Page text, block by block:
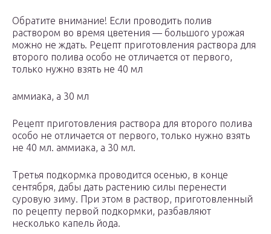
Обратите внимание! Если проводить полив
раствором во время цветения — большого урожая
можно не ждать. Рецепт приготовления раствора для
второго полива особо не отличается от первого,
только нужно взять не 40 мл
аммиака, а 30 мл
Рецепт приготовления раствора для второго полива
особо не отличается от первого, только нужно взять
не 40 мл. аммиака, а 30 мл.
Третья подкормка проводится осенью, в конце
сентября, дабы дать растению силы перенести
суровую зиму. При этом в раствор, приготовленный
по рецепту первой подкормки, разбавляют
несколько капель йода.